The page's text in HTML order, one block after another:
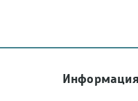
Информация